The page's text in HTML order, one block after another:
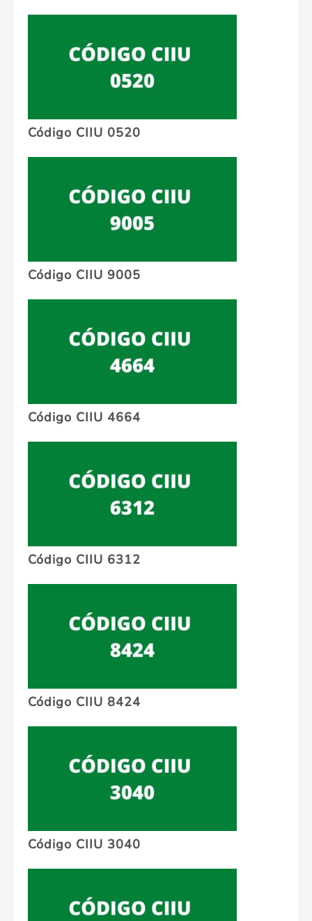
Código CIIU 0520
Código CIIU 9005
Código CIIU 4664
Código CIIU 6312
Código CIIU 8424
Código CIIU 3040